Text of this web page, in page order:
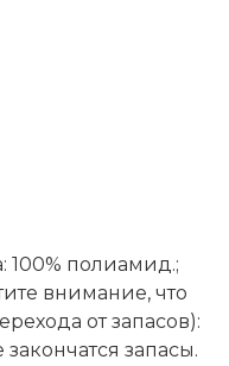
100% полиамид.;
внимание, что
от запасов):
запасы.